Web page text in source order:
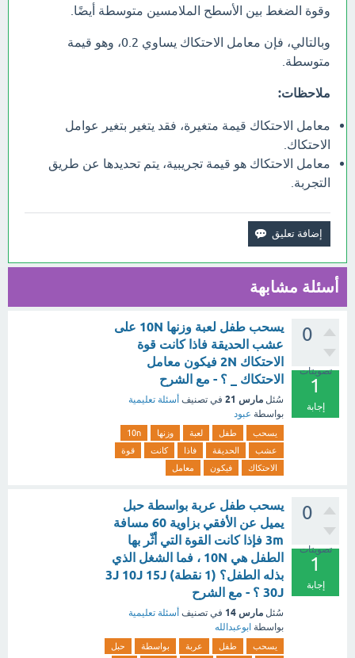
وقوة الضغط بين الأسطح الملامسين متوسطة أيضًا.
وبالتالي، فإن معامل الاحتكاك يساوي 0.2، وهو قيمة
متوسطة.
ملاحظات:
معامل الاحتكاك قيمة متغيرة، فقد يتغير بتغير عوامل
الاحتكاك.
معامل الاحتكاك هو قيمة تجريبية، يتم تحديدها عن طريق
التجربة.
أسئلة مشابهة
0
تصويتات
1
إجابة
يسحب طفل لعبة وزنها 10N على
عشب الحديقة فاذا كانت قوة
الاحتكاك 2N فيكون معامل
الاحتكاك _ ؟ - مع الشرح
سُئل مارس 21 في تصنيف أسئلة تعليمية
بواسطة عبود
يسحب طفل لعبة وزنها
10n
عشب
الحديقة فاذا كانت
قوة
الاحتكاك
فيكون معامل
0
تصويتات
1
إجابة
يسحب طفل عربة بواسطة حبل
يميل عن الأفقي بزاوية 60 مسافة
3m فإذا كانت القوة التي أثّر بها
الطفل هي 10N ، فما الشغل الذي
بذله الطفل؟ (1 نقطة) 3J 10J 15J
30J ؟ - مع الشرح
سُئل مارس 14 في تصنيف أسئلة تعليمية
بواسطة ابوعبدالله
يسحب طفل عربة بواسطة
حبل